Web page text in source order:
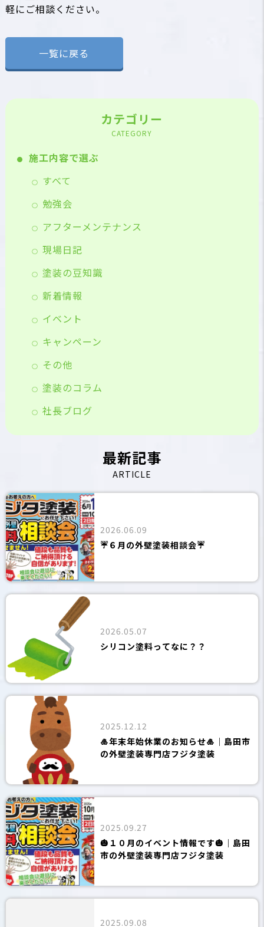
軽にご相談ください。
一覧に戻る
カテゴリー
CATEGORY
施工内容で選ぶ
すべて
勉強会
アフターメンテナンス
現場日記
塗装の豆知識
新着情報
イベント
キャンペーン
その他
塗装のコラム
社長ブログ
最新記事
ARTICLE
2026.06.09
☔６月の外壁塗装相談会☔
2026.05.07
シリコン塗料ってなに？？
2025.12.12
🎍年末年始休業のお知らせ🎍｜島田市
の外壁塗装専門店フジタ塗装
2025.09.27
🎃１０月のイベント情報です🎃｜島田
市の外壁塗装専門店フジタ塗装
2025.09.08